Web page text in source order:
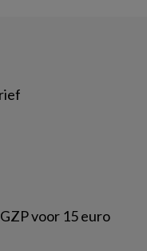
voor 15 euro